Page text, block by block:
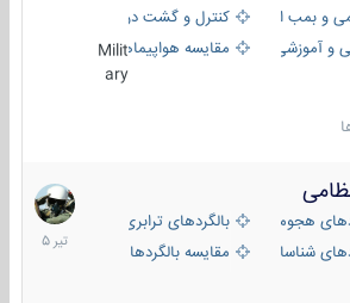
بمب افکن
کنترل و گشت دریایی
آموزشی
مقایسه هواپیماهاMilit
ary
هجومی
بالگردهای ترابری
شناسایی
مقایسه بالگردها
22
تیر
1405